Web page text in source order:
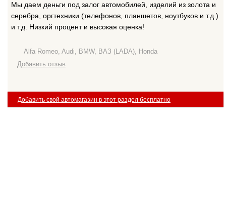
Мы даем деньги под залог автомобилей, изделий из золота и
серебра, оргтехники (телефонов, планшетов, ноутбуков и т.д.)
и т.д. Низкий процент и высокая оценка!
Alfa Romeo, Audi, BMW, ВАЗ (LADA), Honda
Добавить отзыв
Добавить свой автомагазин в этот раздел бесплатно